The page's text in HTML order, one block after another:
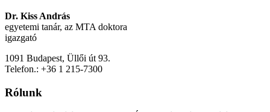
Dr. Kiss András
egyetemi tanár, az MTA doktora
igazgató
1091 Budapest, Üllői út 93.
Telefon.: +36 1 215-7300
Rólunk